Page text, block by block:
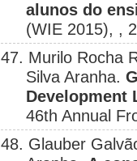
alunos do
(WIE 2015), ,
47. Murilo Rocha
Silva Aranha.
Development
46th Annual
48. Glauber